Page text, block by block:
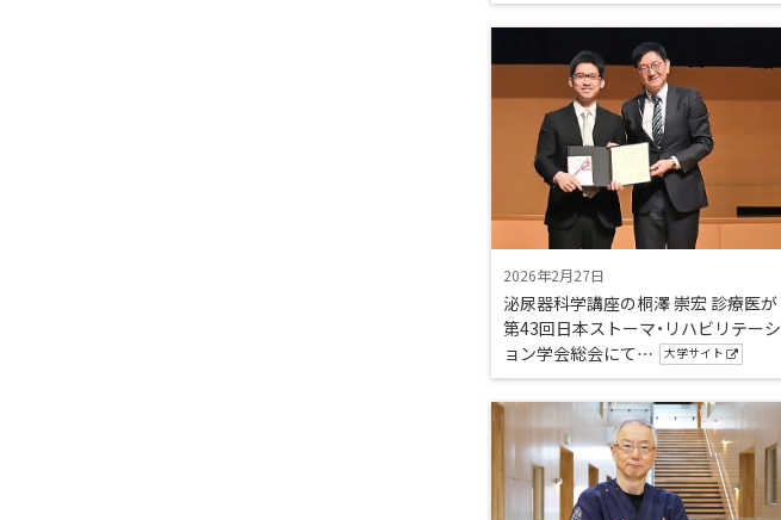
2026年2月27日
泌尿器科学講座の桐澤 崇宏 診療医が
第43回日本ストーマ・リハビリテーシ
ョン学会総会にて…
大学サイト